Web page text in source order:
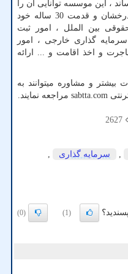
، این موسسه توانایی آن را
داشته که بواسطه پشتوانه سوابق درخشان و قدمت 30 ساله خود
بین الملل ، امور ثبت
گذاری خارجی ، امور
و اخذ اقامت و ... ارائه
بیشتر و مشاوره میتوانند به
sabtta.com مراجعه نمایند.
2627
سرمایه گذاری
(1)
(0)